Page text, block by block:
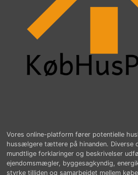
Vores online-platform fører potentielle
hussælgere tættere på hinanden. Diverse
mundtlige forklaringer og beskrivelser
ejendomsmægler, byggesagkyndig,
styrke tilliden og samarbejdet mellem